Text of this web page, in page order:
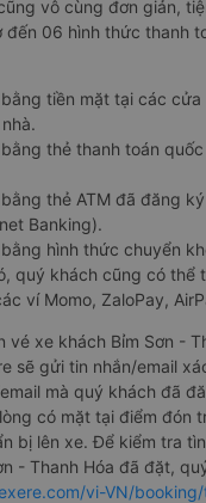
vô cùng đơn giản,
đến 06 hình thức thanh
tiền mặt tại các cửa
thẻ thanh toán
thẻ ATM đã đăng
Banking).
hình thức chuyển
quý khách cũng có thể
ví Momo, ZaloPay,
vé xe khách Bỉm Sơn -
sẽ gửi tin nhắn/email
mà quý khách đã
có mặt tại điểm đón
bị lên xe. Để kiểm tra
- Thanh Hóa đã đặt,
vi-VN/